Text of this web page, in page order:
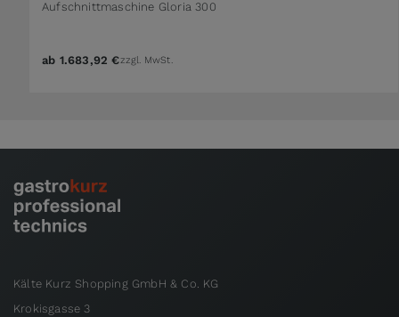
Aufschnittmaschine Gloria 300
ab 1.683,92 €zzgl. MwSt.
Kälte Kurz Shopping GmbH & Co. KG
Krokisgasse 3